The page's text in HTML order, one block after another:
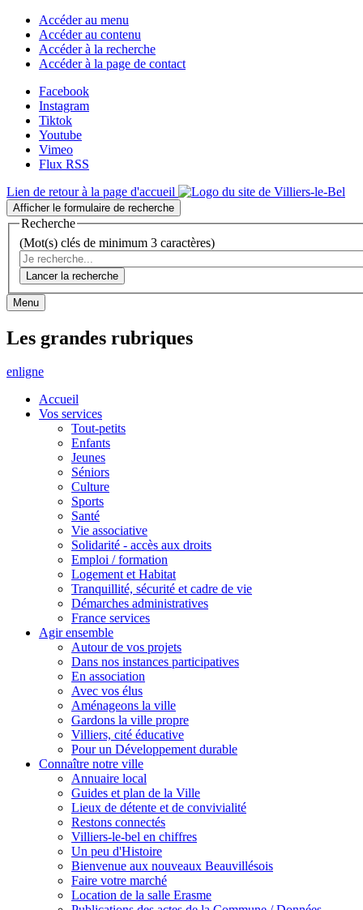
Accéder au menu
Accéder au contenu
Accéder à la recherche
Accéder à la page de contact
Facebook
Instagram
Tiktok
Youtube
Vimeo
Flux RSS
Lien de retour à la page d'accueil
Afficher le formulaire de recherche
Recherche
(Mot(s) clés de minimum 3 caractères)
Lancer la recherche
Menu
Les grandes rubriques
enligne
Accueil
Vos services
Tout-petits
Enfants
Jeunes
Séniors
Culture
Sports
Santé
Vie associative
Solidarité - accès aux droits
Emploi / formation
Logement et Habitat
Tranquillité, sécurité et cadre de vie
Démarches administratives
France services
Agir ensemble
Autour de vos projets
Dans nos instances participatives
En association
Avec vos élus
Aménageons la ville
Gardons la ville propre
Villiers, cité éducative
Pour un Développement durable
Connaître notre ville
Annuaire local
Guides et plan de la Ville
Lieux de détente et de convivialité
Restons connectés
Villiers-le-bel en chiffres
Un peu d'Histoire
Bienvenue aux nouveaux Beauvillésois
Faire votre marché
Location de la salle Erasme